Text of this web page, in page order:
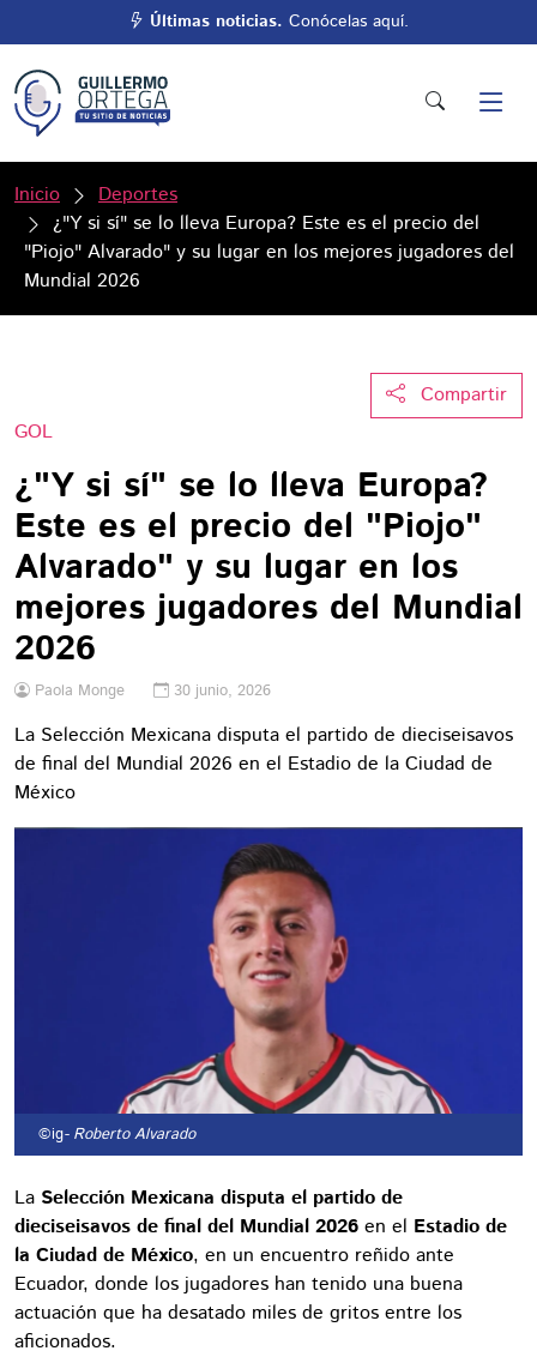
Últimas noticias. Conócelas aquí.
Inicio
Deportes
¿"Y si sí" se lo lleva Europa? Este es el precio del
"Piojo" Alvarado" y su lugar en los mejores jugadores del
Mundial 2026
Compartir
GOL
¿"Y si sí" se lo lleva Europa?
Este es el precio del "Piojo"
Alvarado" y su lugar en los
mejores jugadores del Mundial
2026
Paola Monge 30 junio, 2026
La Selección Mexicana disputa el partido de dieciseisavos
de final del Mundial 2026 en el Estadio de la Ciudad de
México
©ig- Roberto Alvarado
La Selección Mexicana disputa el partido de
dieciseisavos de final del Mundial 2026 en el Estadio de
la Ciudad de México, en un encuentro reñido ante
Ecuador, donde los jugadores han tenido una buena
actuación que ha desatado miles de gritos entre los
aficionados.